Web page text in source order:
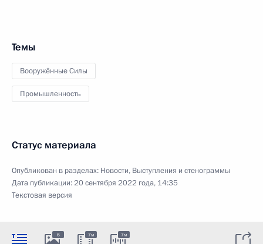
Темы
Вооружённые Силы
Промышленность
Статус материала
Опубликован в разделах: Новости, Выступления и стенограммы
Дата публикации:20 сентября 2022 года, 14:35
Текстовая версия
6 7м 7м